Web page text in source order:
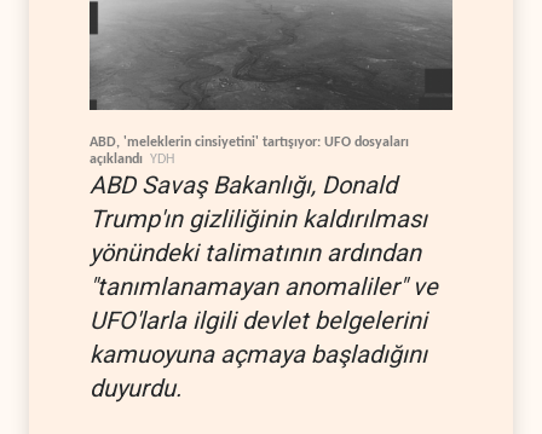
ABD, 'meleklerin cinsiyetini' tartışıyor: UFO dosyaları
açıklandı YDH
ABD Savaş Bakanlığı, Donald
Trump'ın gizliliğinin kaldırılması
yönündeki talimatının ardından
"tanımlanamayan anomaliler" ve
UFO'larla ilgili devlet belgelerini
kamuoyuna açmaya başladığını
duyurdu.